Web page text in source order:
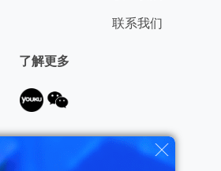
联系我们
了解更多
需要帮助？